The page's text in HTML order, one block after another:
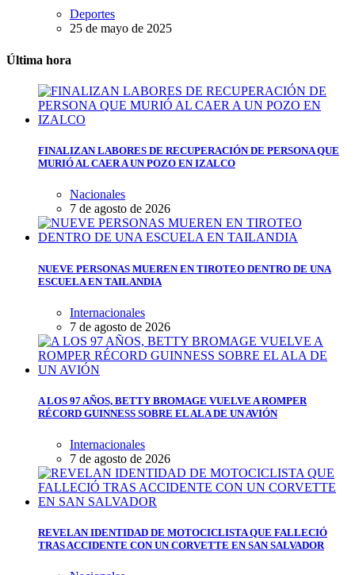
Deportes
25 de mayo de 2025
Última hora
FINALIZAN LABORES DE RECUPERACIÓN DE PERSONA QUE
MURIÓ AL CAER A UN POZO EN IZALCO
Nacionales
7 de agosto de 2026
NUEVE PERSONAS MUEREN EN TIROTEO DENTRO DE UNA
ESCUELA EN TAILANDIA
Internacionales
7 de agosto de 2026
A LOS 97 AÑOS, BETTY BROMAGE VUELVE A ROMPER
RÉCORD GUINNESS SOBRE EL ALA DE UN AVIÓN
Internacionales
7 de agosto de 2026
REVELAN IDENTIDAD DE MOTOCICLISTA QUE FALLECIÓ
TRAS ACCIDENTE CON UN CORVETTE EN SAN SALVADOR